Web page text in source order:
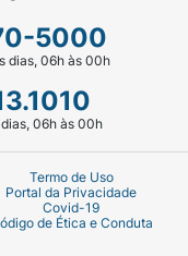
ou nutricionista.
5000
dias, 06h às 00h
06h às 00h
Termo de Uso
Portal da Privacidade
Covid-19
de Ética e Conduta